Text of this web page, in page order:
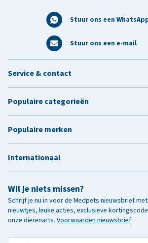
Stuur ons een
Stuur ons een e-mail
Wil je niets missen?
Schrijf je nu in voor de Medpets nieuwsbrief
nieuwtjes, leuke acties, exclusieve
onze dierenarts. Voorwaarden nieuwsbrief
Service & contact
Populaire categorieën
Populaire merken
Internationaal